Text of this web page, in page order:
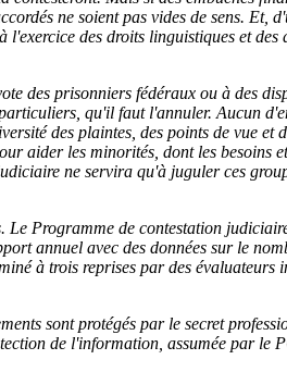
ne soient pas vides de sens. Et,
des droits linguistiques et des
des prisonniers fédéraux ou à des
qu'il faut l'annuler. Aucun
des plaintes, des points de vue et
aider les minorités, dont les besoins
ne servira qu'à juguler ces
Programme de contestation
annuel avec des données sur le
à trois reprises par des évaluateurs
sont protégés par le secret
de l'information, assumée par le